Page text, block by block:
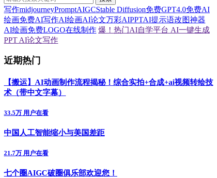
写作midjourneyPromptAIGCStable Diffusion免费GPT4.0免费AI
绘画免费AI写作AI绘画AI论文万彩AIPPTAI提示语改图神器
AI绘画免费LOGO在线制作 爆！热门AI自学平台 AI一键生成
PPT AI论文写作
近期热门
【搬运】AI动画制作流程揭秘！综合实拍+合成+ai视频转绘技
术（带中文字幕）
33.5万 用户在看
中国人工智能缩小与美国差距
21.7万 用户在看
七个圈AIGC破圈俱乐部欢迎您！